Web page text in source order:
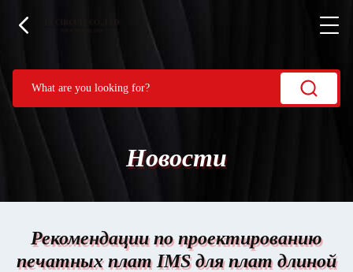
Новости
Рекомендации по проектированию
печатных плат IMS для плат длиной